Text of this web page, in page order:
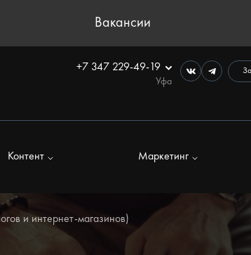
Вакансии
+7 347 229-49-19
Уфа
Контент Маркетинг
и интернет-магазинов)